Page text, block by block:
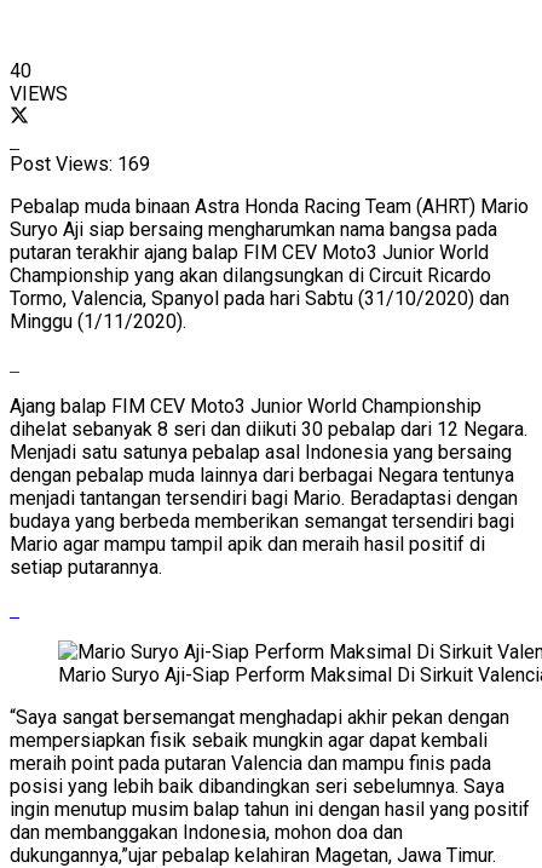
40
VIEWS
Post Views: 169
Pebalap muda binaan Astra Honda Racing Team (AHRT) Mario
Suryo Aji siap bersaing mengharumkan nama bangsa pada
putaran terakhir ajang balap FIM CEV Moto3 Junior World
Championship yang akan dilangsungkan di Circuit Ricardo
Tormo, Valencia, Spanyol pada hari Sabtu (31/10/2020) dan
Minggu (1/11/2020).
Ajang balap FIM CEV Moto3 Junior World Championship
dihelat sebanyak 8 seri dan diikuti 30 pebalap dari 12 Negara.
Menjadi satu satunya pebalap asal Indonesia yang bersaing
dengan pebalap muda lainnya dari berbagai Negara tentunya
menjadi tantangan tersendiri bagi Mario. Beradaptasi dengan
budaya yang berbeda memberikan semangat tersendiri bagi
Mario agar mampu tampil apik dan meraih hasil positif di
setiap putarannya.
Mario Suryo Aji-Siap Perform Maksimal Di Sirkuit
“Saya sangat bersemangat menghadapi akhir pekan dengan
mempersiapkan fisik sebaik mungkin agar dapat kembali
meraih point pada putaran Valencia dan mampu finis pada
posisi yang lebih baik dibandingkan seri sebelumnya. Saya
ingin menutup musim balap tahun ini dengan hasil yang positif
dan membanggakan Indonesia, mohon doa dan
dukungannya,”ujar pebalap kelahiran Magetan, Jawa Timur.